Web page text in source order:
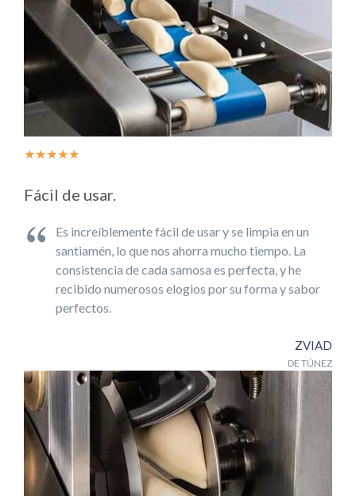
★★★★★
Fácil de usar.
Es increíblemente fácil de usar y se limpia en un
santiamén, lo que nos ahorra mucho tiempo. La
consistencia de cada samosa es perfecta, y he
recibido numerosos elogios por su forma y sabor
perfectos.
ZVIAD
DE TÚNEZ